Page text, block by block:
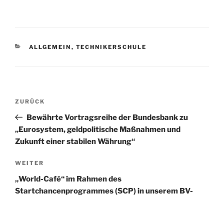
KATEGORIEN
ALLGEMEIN , TECHNIKERSCHULE
Beitragsnavigation
Vorheriger
Beitrag
ZURÜCK
Bewährte Vortragsreihe der Bundesbank zu
„Eurosystem, geldpolitische Maßnahmen und
Zukunft einer stabilen Währung“
Nächster
Beitrag
WEITER
„World-Café“ im Rahmen des
Startchancenprogrammes (SCP) in unserem BV-